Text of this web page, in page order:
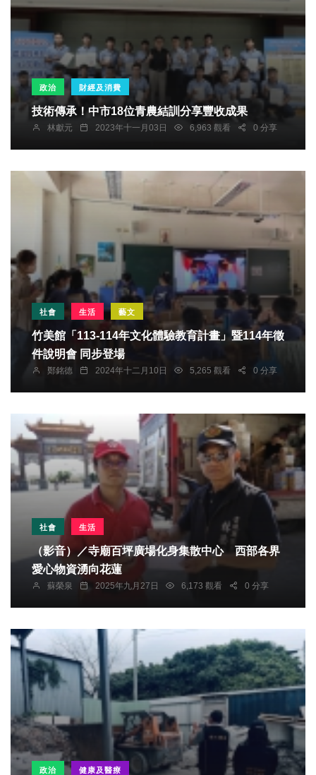
政治 財經及消費
技術傳承！中市18位青農結訓分享豐收成果
林獻元 2023年十一月03日 6,963 觀看 0 分享
社會 生活 藝文
竹美館「113-114年文化體驗教育計畫」暨114年徵
件說明會 同步登場
鄭銘德 2024年十二月10日 5,265 觀看 0 分享
社會 生活
（影音）／寺廟百坪廣場化身集散中心 西部各界
愛心物資湧向花蓮
蘇榮泉 2025年九月27日 6,173 觀看 0 分享
政治 健康及醫療